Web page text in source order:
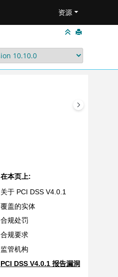
资源
在本页上
关于 PCI DSS V4.0.1
覆盖的实体
合规处罚
合规要求
监管机构
PCI DSS V4.0.1 报告漏洞